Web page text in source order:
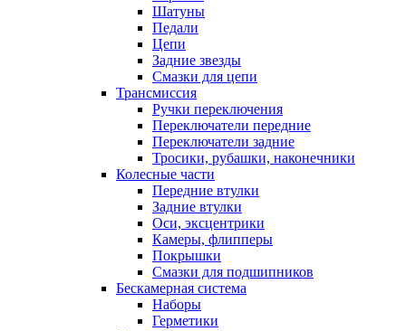
Шатуны
Педали
Цепи
Задние звезды
Смазки для цепи
Трансмиссия
Ручки переключения
Переключатели передние
Переключатели задние
Тросики, рубашки, наконечники
Колесные части
Передние втулки
Задние втулки
Оси, эксцентрики
Камеры, флипперы
Покрышки
Смазки для подшипников
Бескамерная система
Наборы
Герметики